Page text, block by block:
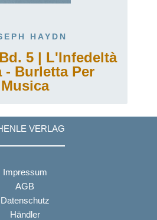
HAYDN
5 | L'Infedeltà
- Burletta Per
Musica
VERLAG
Impressum
AGB
Datenschutz
Händler